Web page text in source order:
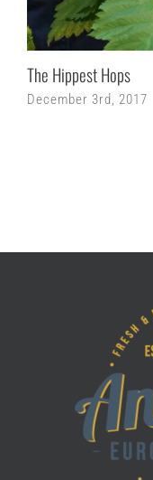
The Hippest Hops
December 3rd, 2017